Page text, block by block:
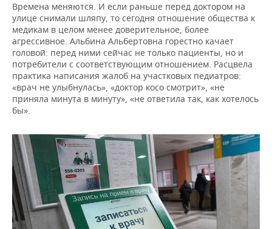
Времена меняются. И если раньше перед доктором на
улице снимали шляпу, то сегодня отношение общества к
медикам в целом менее доверительное, более
агрессивное. Альбина Альбертовна горестно качает
головой: перед ними сейчас не только пациенты, но и
потребители с соответствующим отношением. Расцвела
практика написания жалоб на участковых педиатров:
«врач не улыбнулась», «доктор косо смотрит», «не
приняла минута в минуту», «не ответила так, как хотелось
бы».